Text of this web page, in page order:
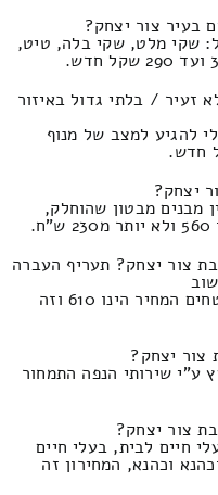
בעיר צור יצחק?
שקי מלט, שקי בלה, טיט,
זעיר / בלתי גדול באיזור
להגיע למצב של מנוף
יצחק?
מבנים מבטון שהוחלק,
צור יצחק? תעריף העברה
בתמזוגת של הנפות וטעינה על המשטחים המחיר הינו 610 וזה
צור יצחק?
ע"י שירותי הנפה התמחור
צור יצחק?
חיים לבית, בעלי חיים
וכהנא, המחירון זה